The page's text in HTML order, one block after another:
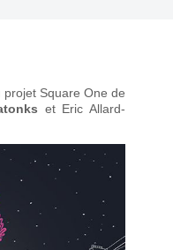
Square One de
et Eric Allard-